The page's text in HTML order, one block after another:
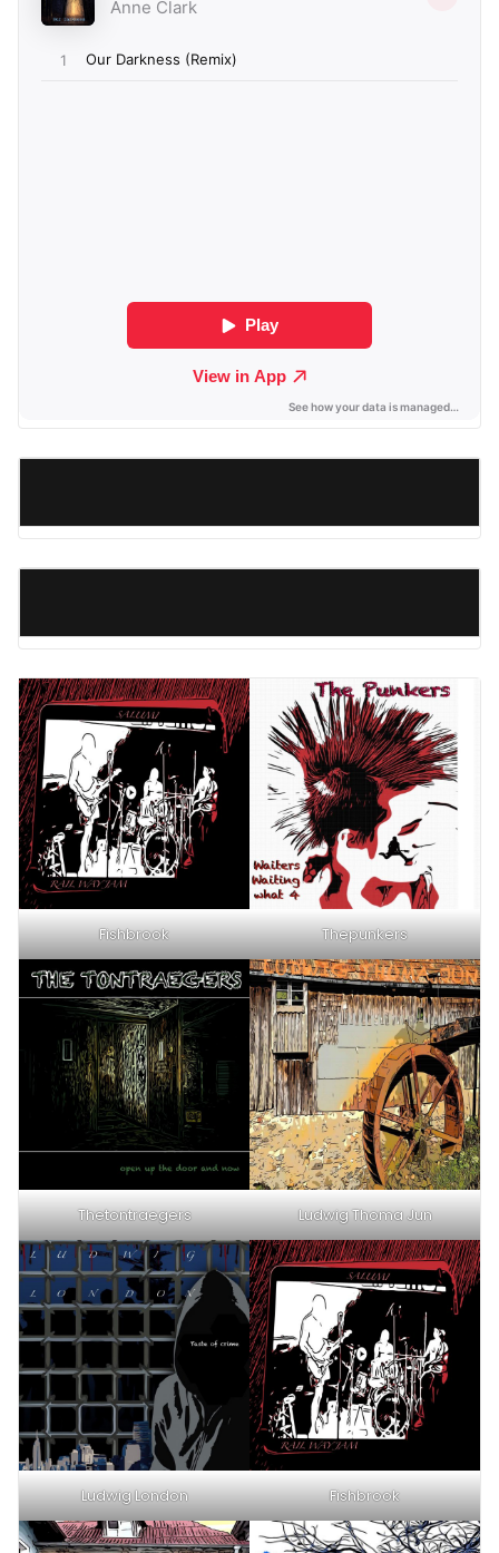
Fishbrook Thepunkers
Thetontraegers Ludwig Thoma Jun
Ludwig London Fishbrook